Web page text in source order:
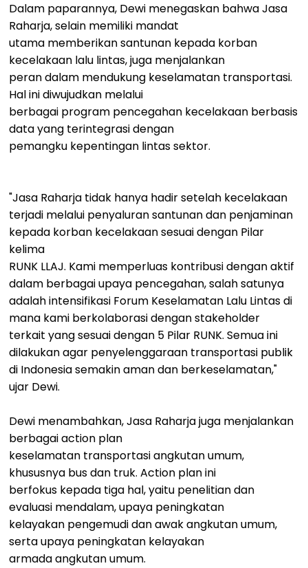
Dalam paparannya, Dewi menegaskan bahwa Jasa
Raharja, selain memiliki mandat
utama memberikan santunan kepada korban
kecelakaan lalu lintas, juga menjalankan
peran dalam mendukung keselamatan transportasi.
Hal ini diwujudkan melalui
berbagai program pencegahan kecelakaan berbasis
data yang terintegrasi dengan
pemangku kepentingan lintas sektor.
"Jasa Raharja tidak hanya hadir setelah kecelakaan
terjadi melalui penyaluran santunan dan penjaminan
kepada korban kecelakaan sesuai dengan Pilar
kelima
RUNK LLAJ. Kami memperluas kontribusi dengan aktif
dalam berbagai upaya pencegahan, salah satunya
adalah intensifikasi Forum Keselamatan Lalu Lintas di
mana kami berkolaborasi dengan stakeholder
terkait yang sesuai dengan 5 Pilar RUNK. Semua ini
dilakukan agar penyelenggaraan transportasi publik
di Indonesia semakin aman dan berkeselamatan,"
ujar Dewi.
Dewi menambahkan, Jasa Raharja juga menjalankan
berbagai action plan
keselamatan transportasi angkutan umum,
khususnya bus dan truk. Action plan ini
berfokus kepada tiga hal, yaitu penelitian dan
evaluasi mendalam, upaya peningkatan
kelayakan pengemudi dan awak angkutan umum,
serta upaya peningkatan kelayakan
armada angkutan umum.